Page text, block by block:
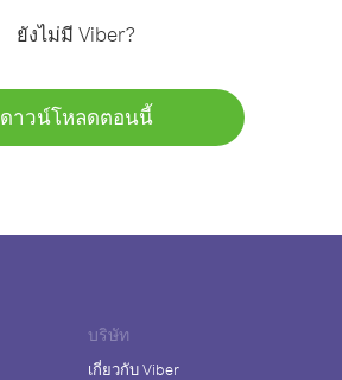
ยังไม่มี Viber?
ดาวน์โหลดตอนนี้
บริษัท
เกี่ยวกับ Viber